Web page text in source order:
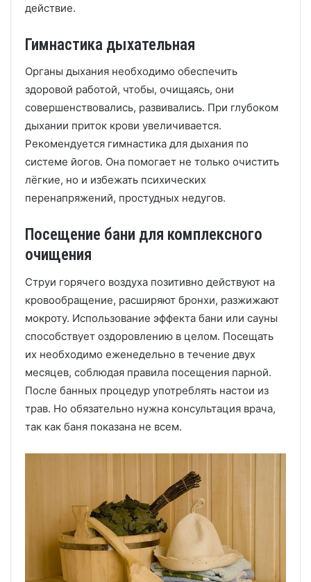
действие.
Гимнастика дыхательная
Органы дыхания необходимо обеспечить
здоровой работой, чтобы, очищаясь, они
совершенствовались, развивались. При глубоком
дыхании приток крови увеличивается.
Рекомендуется гимнастика для дыхания по
системе йогов. Она помогает не только очистить
лёгкие, но и избежать психических
перенапряжений, простудных недугов.
Посещение бани для комплексного
очищения
Струи горячего воздуха позитивно действуют на
кровообращение, расширяют бронхи, разжижают
мокроту. Использование эффекта бани или сауны
способствует оздоровлению в целом. Посещать
их необходимо еженедельно в течение двух
месяцев, соблюдая правила посещения парной.
После банных процедур употреблять настои из
трав. Но обязательно нужна консультация врача,
так как баня показана не всем.